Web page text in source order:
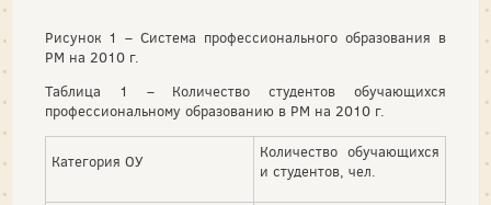
Рисунок 1 – Система профессионального образования в
РМ на 2010 г.
Таблица 1 – Количество студентов обучающихся
профессиональному образованию в РМ на 2010 г.
Категория ОУ
Количество обучающихся
и студентов, чел.